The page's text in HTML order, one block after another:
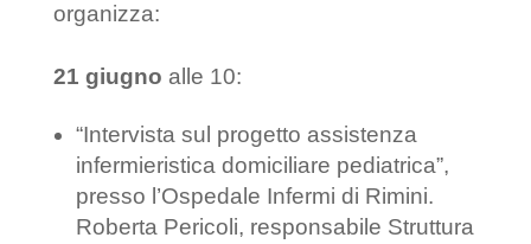
organizza:
21 giugno alle 10:
“Intervista sul progetto assistenza
infermieristica domiciliare pediatrica”,
presso l’Ospedale Infermi di Rimini.
Roberta Pericoli, responsabile Struttura